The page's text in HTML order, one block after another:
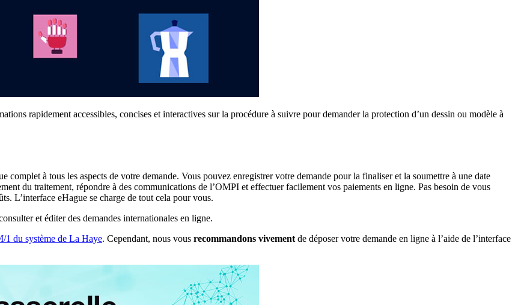
rapidement accessibles, concises et interactives sur la procédure à suivre pour demander la protection d’un dessin ou modèle à
complet à tous les aspects de votre demande. Vous pouvez enregistrer votre demande pour la finaliser et la soumettre à une date
du traitement, répondre à des communications de l’OMPI et effectuer facilement vos paiements en ligne. Pas besoin de vous
L’interface eHague se charge de tout cela pour vous.
et éditer des demandes internationales en ligne.
1 du système de La Haye. Cependant, nous vous recommandons vivement de déposer votre demande en ligne à l’aide de l’interface